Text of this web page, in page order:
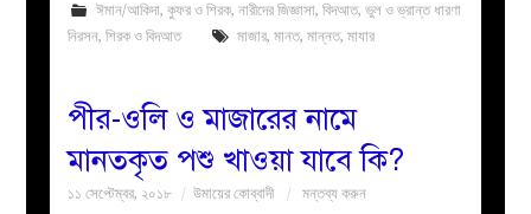
ঈমান/আকিদা, কুফর ও শিরক, নারীদের জিজ্ঞাসা, বিদআত, ভুল ও ভ্রান্ত ধারণা
নিরসন,শিরক ও বিদআত মাজার, মানত, মান্নত, মাযার
পীর-ওলি ও মাজারের নামে
মানতকৃত পশু খাওয়া যাবে কি?
১১ সেপ্টেম্বর, ২০১৮ উমায়ের কোব্বাদী মন্তব্য করুন